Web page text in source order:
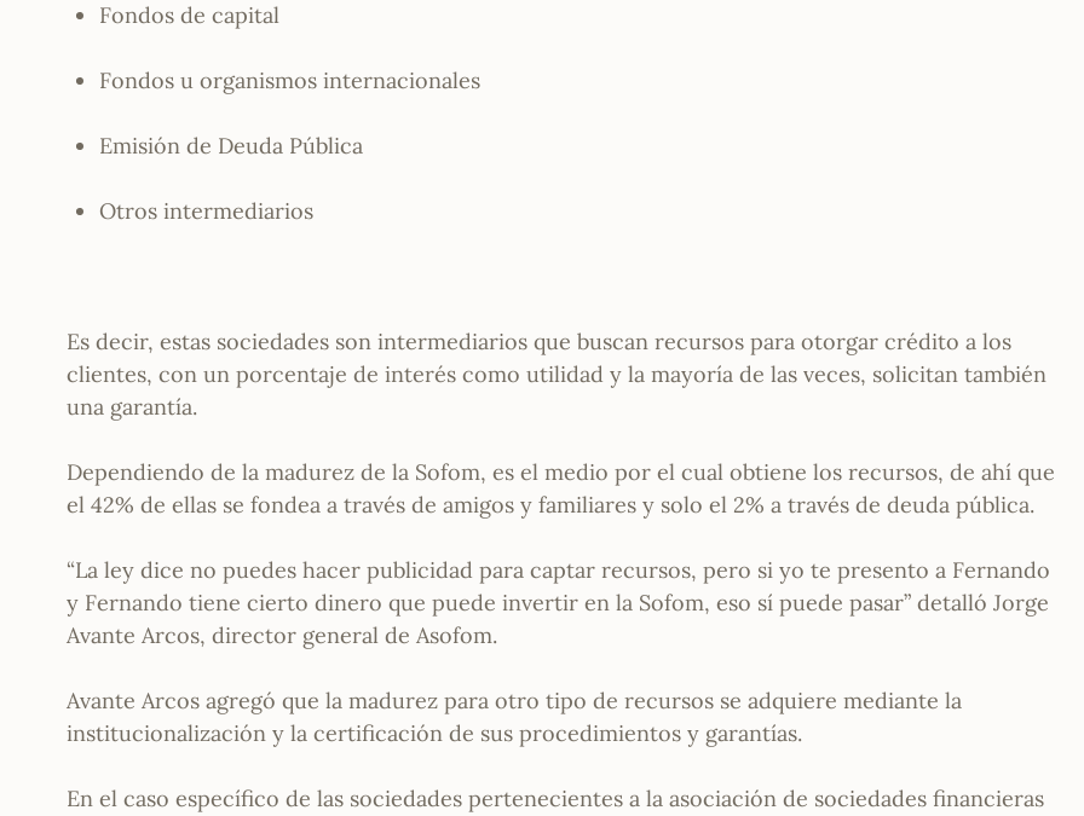
Fondos de capital
Fondos u organismos internacionales
Emisión de Deuda Pública
Otros intermediarios
Es decir, estas sociedades son intermediarios que buscan recursos para otorgar crédito a los
clientes, con un porcentaje de interés como utilidad y la mayoría de las veces, solicitan también
una garantía.
Dependiendo de la madurez de la Sofom, es el medio por el cual obtiene los recursos, de ahí que
el 42% de ellas se fondea a través de amigos y familiares y solo el 2% a través de deuda pública.
“La ley dice no puedes hacer publicidad para captar recursos, pero si yo te presento a Fernando
y Fernando tiene cierto dinero que puede invertir en la Sofom, eso sí puede pasar” detalló Jorge
Avante Arcos, director general de Asofom.
Avante Arcos agregó que la madurez para otro tipo de recursos se adquiere mediante la
institucionalización y la certificación de sus procedimientos y garantías.
En el caso específico de las sociedades pertenecientes a la asociación de sociedades financieras